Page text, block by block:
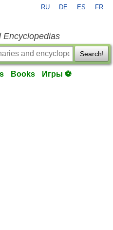
RU DE ES FR
Encyclopedias
Search!
Books Игры ⚽